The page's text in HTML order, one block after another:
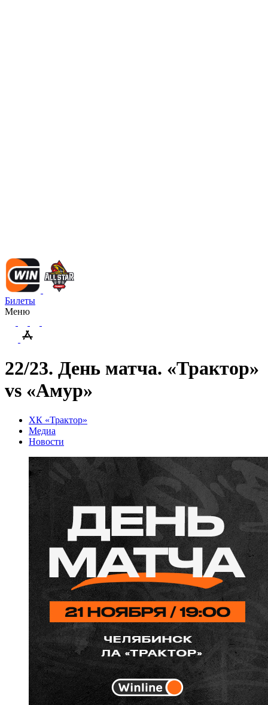
Билеты
Меню
22/23. День матча. «Трактор»
vs «Амур»
ХК «Трактор»
Медиа
Новости